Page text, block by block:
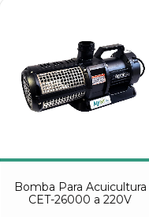
Bomba Para Acuicultura
CET-26000 a 220V